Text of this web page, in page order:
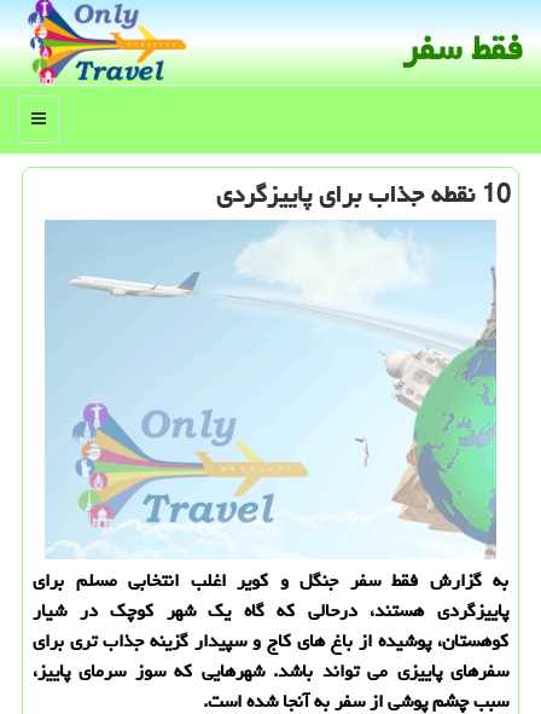
فقط سفر
منو
10 نقطه جذاب برای پاییزگردی
به گزارش فقط سفر جنگل و كویر اغلب انتخابی مسلم برای
پاییزگردی هستند، درحالی كه گاه یك شهر كوچك در شیار
كوهستان، پوشیده از باغ های كاج و سپیدار گزینه جذاب تری برای
سفرهای پاییزی می تواند باشد. شهرهایی كه سوز سرمای پاییز،
سبب چشم پوشی از سفر به آنجا شده است.